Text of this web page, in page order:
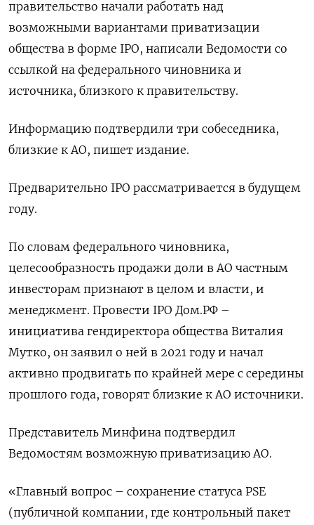
правительство начали работать над
возможными вариантами приватизации
общества в форме IPO, написали Ведомости со
ссылкой на федерального чиновника и
источника, близкого к правительству.
Информацию подтвердили три собеседника,
близкие к АО, пишет издание.
Предварительно IPO рассматривается в будущем
году.
По словам федерального чиновника,
целесообразность продажи доли в АО частным
инвесторам признают в целом и власти, и
менеджмент. Провести IPO Дом.РФ –
инициатива гендиректора общества Виталия
Мутко, он заявил о ней в 2021 году и начал
активно продвигать по крайней мере с середины
прошлого года, говорят близкие к АО источники.
Представитель Минфина подтвердил
Ведомостям возможную приватизацию АО.
«Главный вопрос – сохранение статуса PSE
(публичной компании, где контрольный пакет